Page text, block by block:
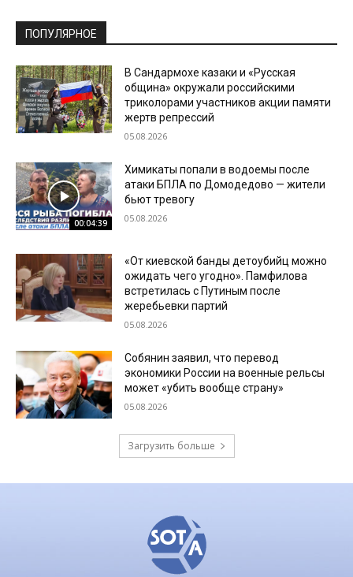
ПОПУЛЯРНОЕ
В Сандармохе казаки и «Русская
община» окружали российскими
триколорами участников акции памяти
жертв репрессий
05.08.2026
00:04:39
Химикаты попали в водоемы после
атаки БПЛА по Домодедово — жители
бьют тревогу
05.08.2026
«От киевской банды детоубийц можно
ожидать чего угодно». Памфилова
встретилась с Путиным после
жеребьевки партий
05.08.2026
Собянин заявил, что перевод
экономики России на военные рельсы
может «убить вообще страну»
05.08.2026
Загрузить больше